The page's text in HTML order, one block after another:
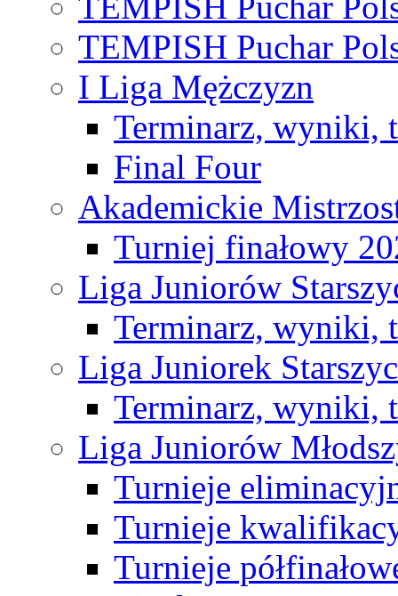
TEMPISH Puchar
I Liga Mężczyzn
Terminarz, wyniki,
Final Four
Akademickie
Turniej finałowy
Liga Juniorów
Terminarz, wyniki,
Liga Juniorek
Terminarz, wyniki,
Liga Juniorów
Turnieje
Turnieje
Turnieje